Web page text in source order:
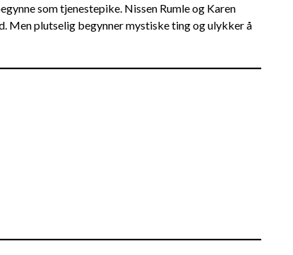
som tjenestepike. Nissen Rumle og Karen
Men plutselig begynner mystiske ting og ulykker å